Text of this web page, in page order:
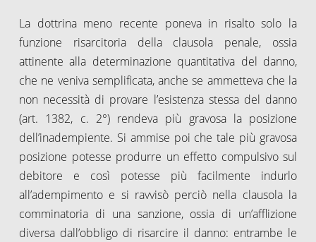
La dottrina meno recente poneva in risalto solo la
funzione risarcitoria della clausola penale, ossia
attinente alla determinazione quantitativa del danno,
che ne veniva semplificata, anche se ammetteva che la
non necessità di provare l’esistenza stessa del danno
(art. 1382, c. 2°) rendeva più gravosa la posizione
dell’inadempiente. Si ammise poi che tale più gravosa
posizione potesse produrre un effetto compulsivo sul
debitore e così potesse più facilmente indurlo
all’adempimento e si ravvisò perciò nella clausola la
comminatoria di una sanzione, ossia di un’afflizione
diversa dall’obbligo di risarcire il danno: entrambe le